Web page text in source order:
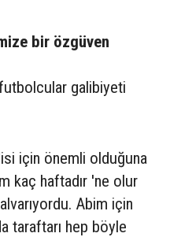
bir özgüven
galibiyeti
için önemli olduğuna
kaç haftadır 'ne olur
Abim için
taraftarı hep böyle